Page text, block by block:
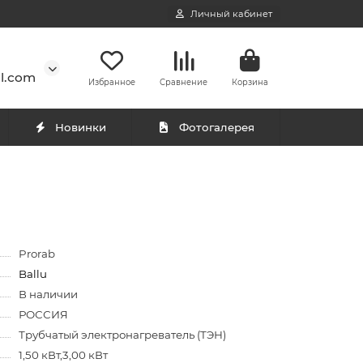
Личный кабинет
Избранное Сравнение Корзина
Новинки Фотогалерея
Prorab
Ballu
В наличии
РОССИЯ
Трубчатый электронагреватель (ТЭН)
1,50 кВт,3,00 кВт